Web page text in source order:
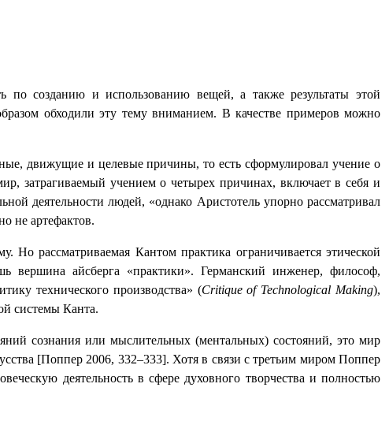
по созданию и использованию вещей, а также результаты этой
обходили эту тему вниманием. В качестве примеров можно
движущие и целевые причины, то есть сформулировал учение о
затрагиваемый учением о четырех причинах, включает в себя и
деятельности людей, «однако Аристотель упорно рассматривал
не артефактов.
рассматриваемая Кантом практика ограничивается этической
вершина айсберга «практики». Германский инженер, философ,
технического производства» (Critique of Technological Making),
системы Канта.
сознания или мыслительных (ментальных) состояний, это мир
[Поппер 2006, 332–333]. Хотя в связи с третьим миром Поппер
деятельность в сфере духовного творчества и полностью